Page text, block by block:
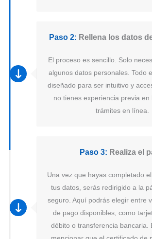
Paso 2: Rellena los datos
El proceso es sencillo. Solo
algunos datos personales. Todo
diseñado para ser intuitivo y
no tienes experiencia previa en
trámites en línea.
Paso 3: Realiza el
Una vez que hayas completado
tus datos, serás redirigido a la
seguro. Aquí podrás elegir entre
de pago disponibles, como
débito o transferencia bancaria.